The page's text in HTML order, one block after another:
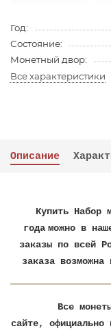
Год:
Состояние:
Монетный двор:
Все характеристики
Описание
Купить Набор
года можно в
заказы по всей
заказа
Все
сайте, официально